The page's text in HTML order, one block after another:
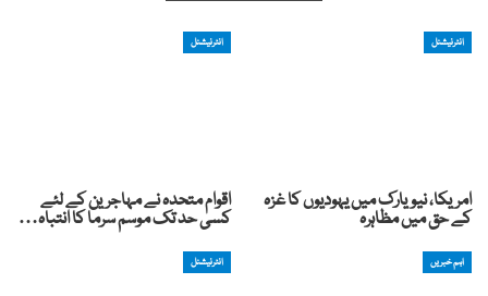
انٹرنیشنل
امریکا، نیویارک میں یہودیوں کا غزہ
کے حق میں مظاہرہ
انٹرنیشنل
اقوام متحدہ نے مہاجرین کے لئے
کسی حد تک موسم سرما کا انتباہ…
اہم خبریں انٹرنیشنل